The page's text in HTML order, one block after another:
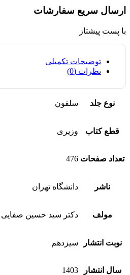
ارسال سریع سفارشات
با پست پیشتاز
توضیحات تکمیلی
نظرات (0)
نوع جلد سلفون
قطع کتاب وزیری
تعداد صفحات 476
ناشر دانشگاه تهران
مولف دکتر سید حسین صفایی
نوبت انتشار سیزدهم
سال انتشار 1403